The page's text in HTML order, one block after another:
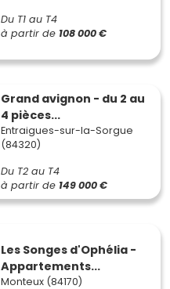
Du T1 au T4
à partir de 108 000 €
Grand avignon - du 2 au
4 pièces...
Entraigues-sur-la-Sorgue
(84320)
Du T2 au T4
à partir de 149 000 €
Les Songes d'Ophélia -
Appartements...
Monteux (84170)